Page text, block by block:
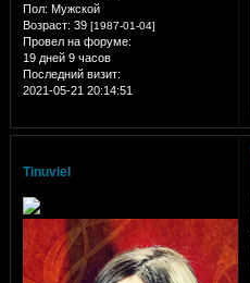
Пол: Мужской
Возраст: 39 [1987-01-04]
Провел на форуме:
19 дней 9 часов
Последний визит:
2021-05-21 20:14:51
Tinuviel